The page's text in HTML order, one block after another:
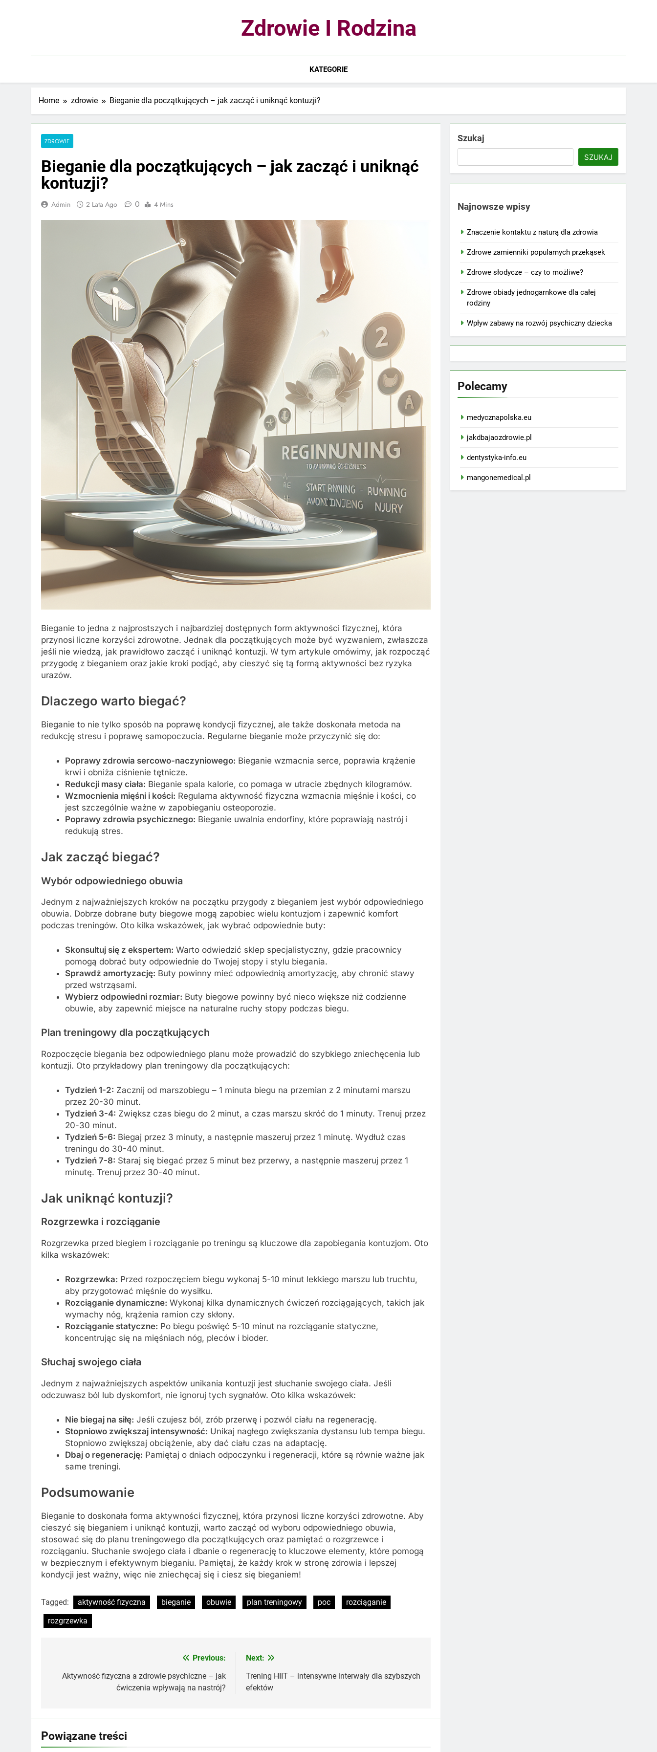
Zdrowie I Rodzina
KATEGORIE
Home zdrowie Bieganie dla początkujących – jak zacząć i uniknąć kontuzji?
ZDROWIE
Bieganie dla początkujących – jak zacząć i uniknąć
kontuzji?
Admin 2 Lata Ago 0 4 Mins
Bieganie to jedna z najprostszych i najbardziej dostępnych form aktywności fizycznej, która
przynosi liczne korzyści zdrowotne. Jednak dla początkujących może być wyzwaniem, zwłaszcza
jeśli nie wiedzą, jak prawidłowo zacząć i uniknąć kontuzji. W tym artykule omówimy, jak rozpocząć
przygodę z bieganiem oraz jakie kroki podjąć, aby cieszyć się tą formą aktywności bez ryzyka
urazów.
Dlaczego warto biegać?
Bieganie to nie tylko sposób na poprawę kondycji fizycznej, ale także doskonała metoda na
redukcję stresu i poprawę samopoczucia. Regularne bieganie może przyczynić się do:
Poprawy zdrowia sercowo-naczyniowego: Bieganie wzmacnia serce, poprawia krążenie
krwi i obniża ciśnienie tętnicze.
Redukcji masy ciała: Bieganie spala kalorie, co pomaga w utracie zbędnych kilogramów.
Wzmocnienia mięśni i kości: Regularna aktywność fizyczna wzmacnia mięśnie i kości, co
jest szczególnie ważne w zapobieganiu osteoporozie.
Poprawy zdrowia psychicznego: Bieganie uwalnia endorfiny, które poprawiają nastrój i
redukują stres.
Jak zacząć biegać?
Wybór odpowiedniego obuwia
Jednym z najważniejszych kroków na początku przygody z bieganiem jest wybór odpowiedniego
obuwia. Dobrze dobrane buty biegowe mogą zapobiec wielu kontuzjom i zapewnić komfort
podczas treningów. Oto kilka wskazówek, jak wybrać odpowiednie buty:
Skonsultuj się z ekspertem: Warto odwiedzić sklep specjalistyczny, gdzie pracownicy
pomogą dobrać buty odpowiednie do Twojej stopy i stylu biegania.
Sprawdź amortyzację: Buty powinny mieć odpowiednią amortyzację, aby chronić stawy
przed wstrząsami.
Wybierz odpowiedni rozmiar: Buty biegowe powinny być nieco większe niż codzienne
obuwie, aby zapewnić miejsce na naturalne ruchy stopy podczas biegu.
Plan treningowy dla początkujących
Rozpoczęcie biegania bez odpowiedniego planu może prowadzić do szybkiego zniechęcenia lub
kontuzji. Oto przykładowy plan treningowy dla początkujących:
Tydzień 1-2: Zacznij od marszobiegu – 1 minuta biegu na przemian z 2 minutami marszu
przez 20-30 minut.
Tydzień 3-4: Zwiększ czas biegu do 2 minut, a czas marszu skróć do 1 minuty. Trenuj przez
20-30 minut.
Tydzień 5-6: Biegaj przez 3 minuty, a następnie maszeruj przez 1 minutę. Wydłuż czas
treningu do 30-40 minut.
Tydzień 7-8: Staraj się biegać przez 5 minut bez przerwy, a następnie maszeruj przez 1
minutę. Trenuj przez 30-40 minut.
Jak uniknąć kontuzji?
Rozgrzewka i rozciąganie
Rozgrzewka przed biegiem i rozciąganie po treningu są kluczowe dla zapobiegania kontuzjom. Oto
kilka wskazówek:
Rozgrzewka: Przed rozpoczęciem biegu wykonaj 5-10 minut lekkiego marszu lub truchtu,
aby przygotować mięśnie do wysiłku.
Rozciąganie dynamiczne: Wykonaj kilka dynamicznych ćwiczeń rozciągających, takich jak
wymachy nóg, krążenia ramion czy skłony.
Rozciąganie statyczne: Po biegu poświęć 5-10 minut na rozciąganie statyczne,
koncentrując się na mięśniach nóg, pleców i bioder.
Słuchaj swojego ciała
Jednym z najważniejszych aspektów unikania kontuzji jest słuchanie swojego ciała. Jeśli
odczuwasz ból lub dyskomfort, nie ignoruj tych sygnałów. Oto kilka wskazówek:
Nie biegaj na siłę: Jeśli czujesz ból, zrób przerwę i pozwól ciału na regenerację.
Stopniowo zwiększaj intensywność: Unikaj nagłego zwiększania dystansu lub tempa biegu.
Stopniowo zwiększaj obciążenie, aby dać ciału czas na adaptację.
Dbaj o regenerację: Pamiętaj o dniach odpoczynku i regeneracji, które są równie ważne jak
same treningi.
Podsumowanie
Bieganie to doskonała forma aktywności fizycznej, która przynosi liczne korzyści zdrowotne. Aby
cieszyć się bieganiem i uniknąć kontuzji, warto zacząć od wyboru odpowiedniego obuwia,
stosować się do planu treningowego dla początkujących oraz pamiętać o rozgrzewce i
rozciąganiu. Słuchanie swojego ciała i dbanie o regenerację to kluczowe elementy, które pomogą
w bezpiecznym i efektywnym bieganiu. Pamiętaj, że każdy krok w stronę zdrowia i lepszej
kondycji jest ważny, więc nie zniechęcaj się i ciesz się bieganiem!
Tagged: aktywność fizyczna bieganie obuwie plan treningowy poc
rozciąganie
rozgrzewka
wpisu
Previous:
Aktywność fizyczna a zdrowie psychiczne – jak
ćwiczenia wpływają na nastrój?
Next:
Trening HIIT – intensywne interwały dla szybszych
efektów
Powiązane treści
Szukaj
SZUKAJ
Najnowsze wpisy
Znaczenie kontaktu z naturą dla zdrowia
Zdrowe zamienniki popularnych przekąsek
Zdrowe słodycze – czy to możliwe?
Zdrowe obiady jednogarnkowe dla całej
rodziny
Wpływ zabawy na rozwój psychiczny dziecka
Polecamy
medycznapolska.eu
jakdbajaozdrowie.pl
dentystyka-info.eu
mangonemedical.pl